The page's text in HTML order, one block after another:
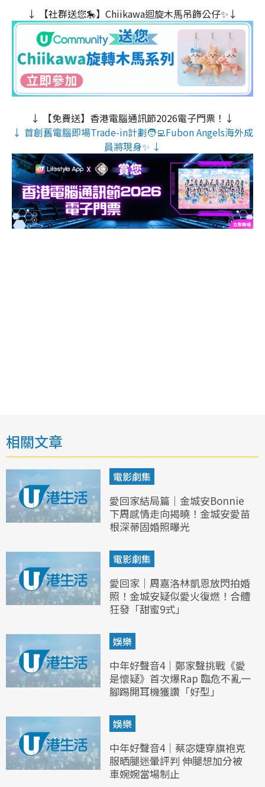
↓ 【社群送您🎠】Chiikawa迴旋木⾺吊飾公仔✨↓
↓ 【免費送】香港電腦通訊節2026電子門票！↓
↓ 首創舊電腦即場Trade-in計劃🧑‍💻Fubon Angels海外成
員將現身✨ ↓
相關文章
電影劇集
愛回家結局篇｜金城安Bonnie
下周感情走向揭曉！金城安愛苗
根深蒂固婚照曝光
電影劇集
愛回家｜周嘉洛林凱恩放閃拍婚
照！金城安疑似愛火復燃！合體
狂發「甜蜜9式」
娛樂
中年好聲音4｜鄭家聲挑戰《愛
是懷疑》首次爆Rap 臨危不亂一
腳踢開耳機獲讚「好型」
娛樂
中年好聲音4｜蔡宓婕穿旗袍克
服晒腿迷暈評判 伸腿想加分被
車婉婉當場制止